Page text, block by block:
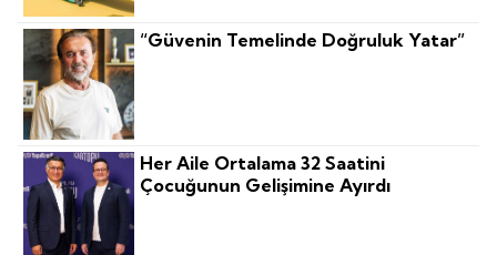
“Güvenin Temelinde Doğruluk Yatar”
Her Aile Ortalama 32 Saatini
Çocuğunun Gelişimine Ayırdı